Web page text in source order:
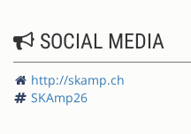
SOCIAL MEDIA
http://skamp.ch
SKAmp26